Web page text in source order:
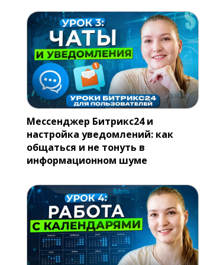
Мессенджер Битрикс24 и
настройка уведомлений: как
общаться и не тонуть в
информационном шуме